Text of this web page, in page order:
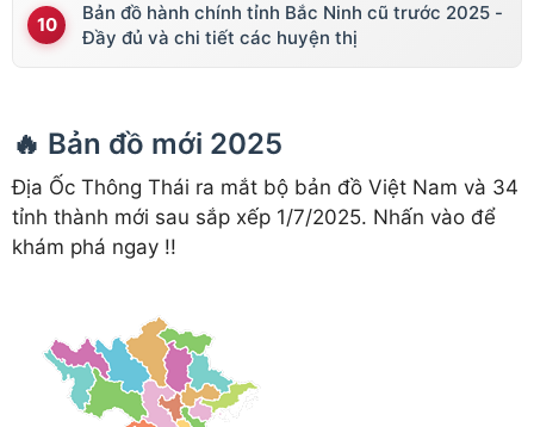
Bản đồ hành chính tỉnh Bắc Ninh cũ trước 2025 -
Đầy đủ và chi tiết các huyện thị
🔥 Bản đồ mới 2025
Địa Ốc Thông Thái ra mắt bộ bản đồ Việt Nam và 34
tỉnh thành mới sau sắp xếp 1/7/2025. Nhấn vào để
khám phá ngay !!